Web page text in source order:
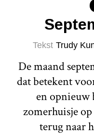
Tekst Trudy
De maand
dat betekent
en opnieuw
zomerhuisje
terug naar